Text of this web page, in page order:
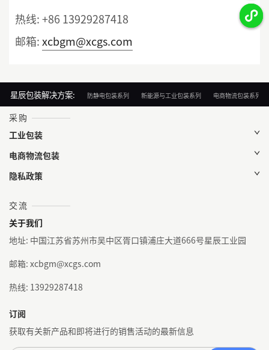
热线:+86 13929287418
邮箱:xcbgm@xcgs.com
星辰包装解决方案: 防静电包装系列 新能源与工业包装系列 电商物流包装系列
采购
工业包装
电商物流包装
隐私政策
交流
关于我们
地址: 中国江苏省苏州市吴中区胥口镇浦庄大道666号星辰工业园
邮箱: xcbgm@xcgs.com
热线: 13929287418
订阅
获取有关新产品和即将进行的销售活动的最新信息